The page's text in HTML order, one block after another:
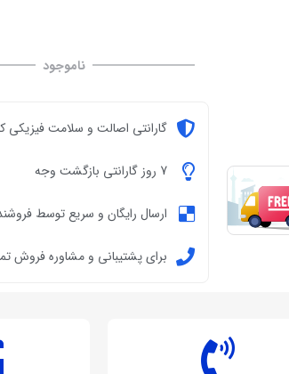
ناموجود
گارانتی اصالت و سلامت فیزیکی
7 روز گارانتی بازگشت وجه
ارسال رایگان و سریع توسط
برای پشتیبانی و مشاوره فروش تماس